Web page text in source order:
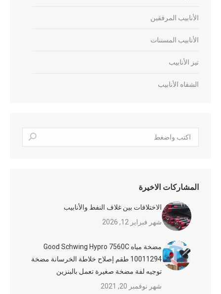
الأنابيب المرفقين
الأنابيب المسننات
تيز الأنابيب
الشفاه الأنابيب
بحث:
المشاركات الاخيرة
الاختلافات بين غلاف النفط والأنابيب
شهر فبراير 12, 2026
مضخة مياه Good Schwing Hypro 7560C
10011294 طقم إصلاح خلاطة الخرسانة مضخة
توجيه لفة مضخة صغيرة تعمل بالبنزين
شهر نوفمبر 20, 2021